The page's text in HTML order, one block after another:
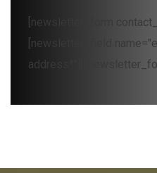
[newsletter_form
[newsletter_field
address*"][/